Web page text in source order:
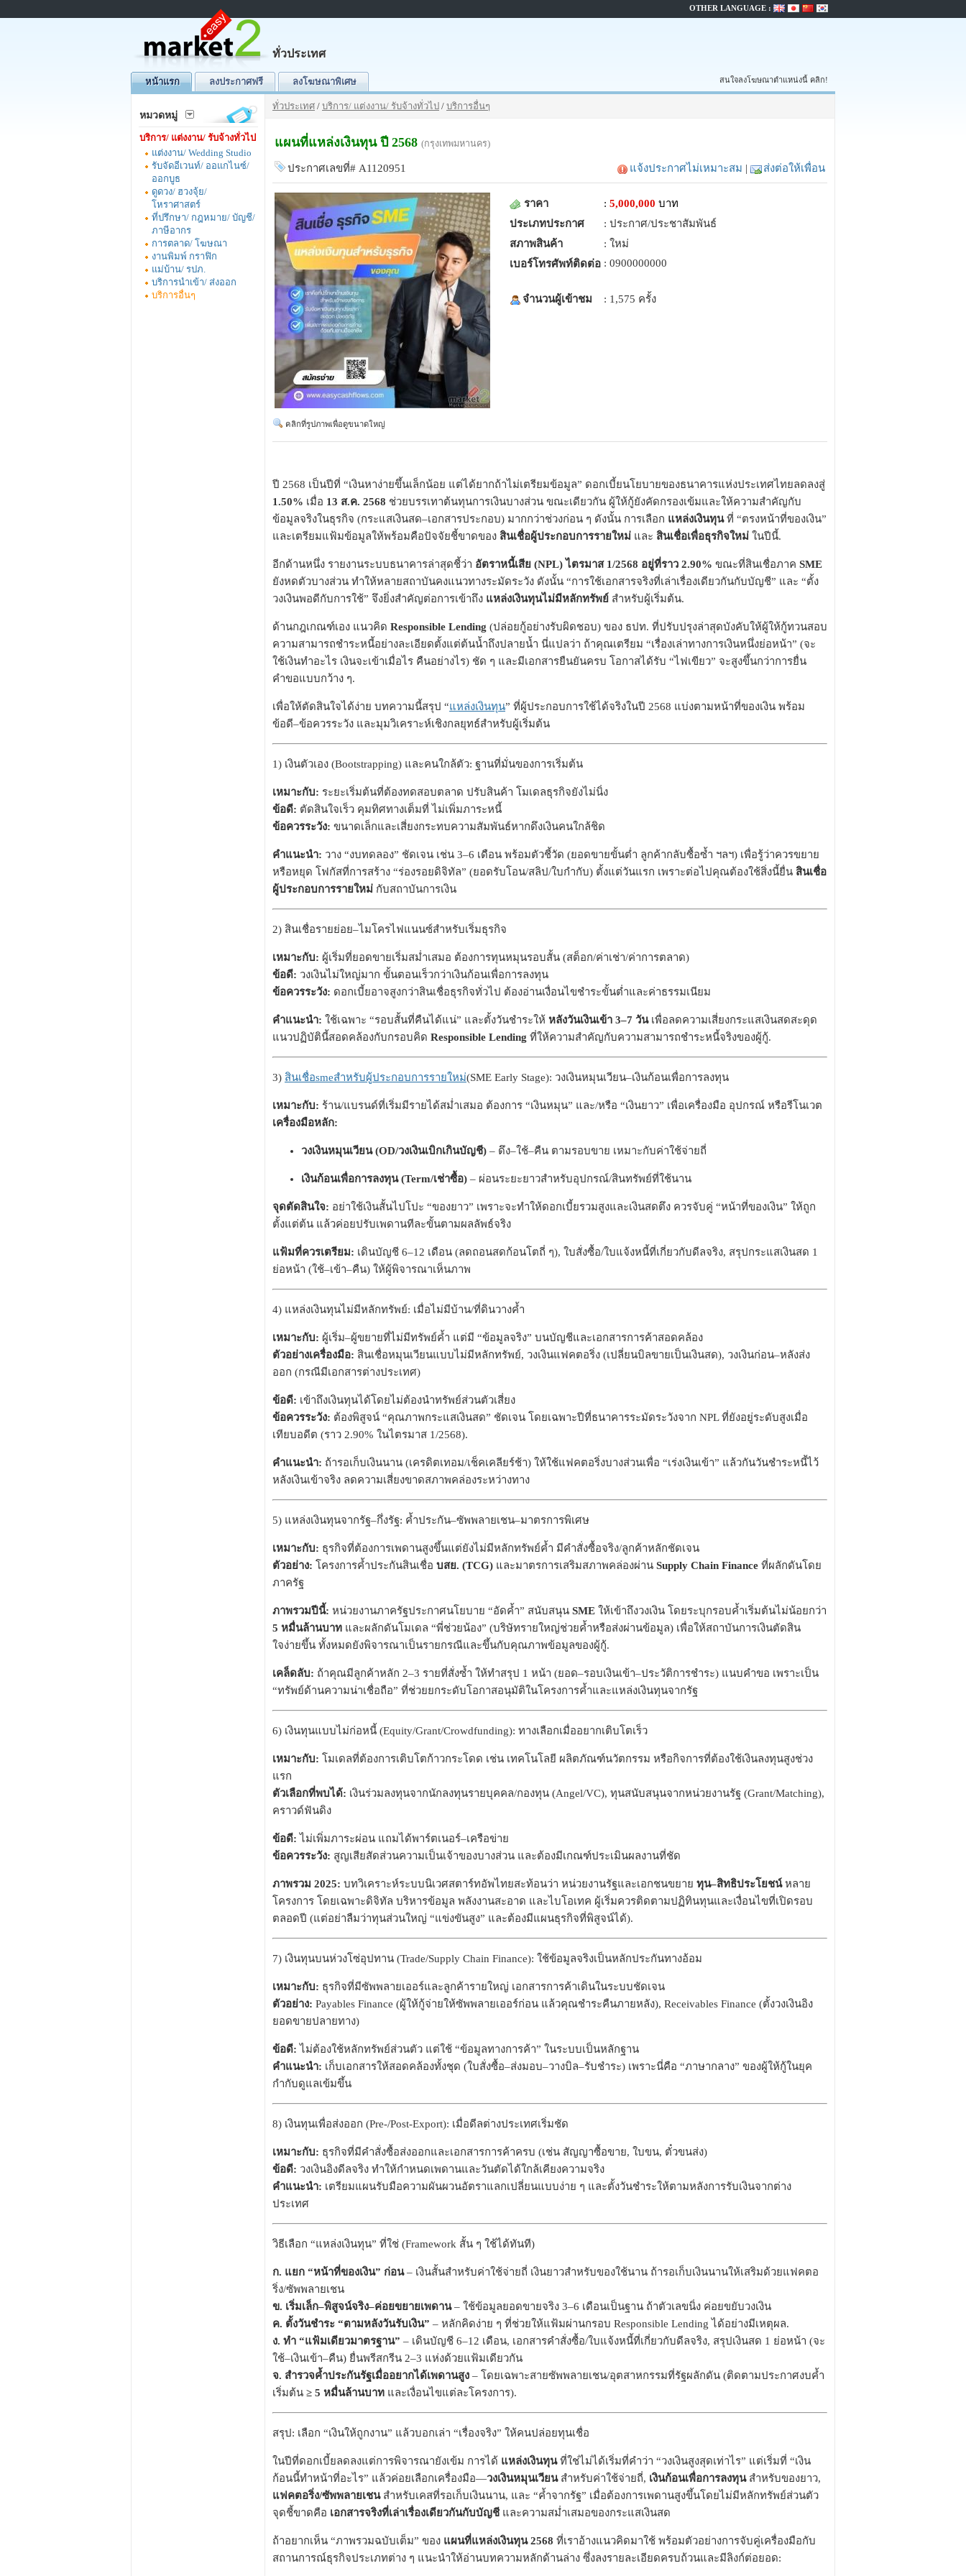
ทั่วประเทศ
สนใจลงโฆษณาตำแหน่งนี้ คลิก!
หน้าแรก ลงประกาศฟรี ลงโฆษณาพิเศษ
OTHER LANGUAGE :
หมวดหมู่
บริการ/ แต่งงาน/ รับจ้างทั่วไป
แต่งงาน/ Wedding Studio
รับจัดอีเวนท์/ ออแกไนซ์/
ออกบูธ
ดูดวง/ ฮวงจุ้ย/
โหราศาสตร์
ที่ปรึกษา/ กฎหมาย/ บัญชี/
ภาษีอากร
การตลาด/ โฆษณา
งานพิมพ์ กราฟิก
แม่บ้าน/ รปภ.
บริการนำเข้า/ ส่งออก
บริการอื่นๆ
ทั่วประเทศ / บริการ/ แต่งงาน/ รับจ้างทั่วไป / บริการอื่นๆ
แผนที่แหล่งเงินทุน ปี 2568 (กรุงเทพมหานคร)
ประกาศเลขที่# A1120951 แจ้งประกาศไม่เหมาะสม | ส่งต่อให้เพื่อน
ราคา : 5,000,000 บาท
ประเภทประกาศ
: ประกาศ/ประชาสัมพันธ์
สภาพสินค้า
: ใหม่
เบอร์โทรศัพท์ติดต่อ : 0900000000
จำนวนผู้เข้าชม : 1,575 ครั้ง
คลิกที่รูปภาพเพื่อดูขนาดใหญ่
ปี 2568 เป็นปีที่ “เงินหาง่ายขึ้นเล็กน้อย แต่ได้ยากถ้าไม่เตรียมข้อมูล” ดอกเบี้ยนโยบายของธนาคารแห่งประเทศไทยลดลงสู่
1.50% เมื่อ 13 ส.ค. 2568 ช่วยบรรเทาต้นทุนการเงินบางส่วน ขณะเดียวกัน ผู้ให้กู้ยังคัดกรองเข้มและให้ความสำคัญกับ
ข้อมูลจริงในธุรกิจ (กระแสเงินสด–เอกสารประกอบ) มากกว่าช่วงก่อน ๆ ดังนั้น การเลือก แหล่งเงินทุนที่ “ตรงหน้าที่ของเงิน”
และเตรียมแฟ้มข้อมูลให้พร้อมคือปัจจัยชี้ขาดของ สินเชื่อผู้ประกอบการรายใหม่ และ สินเชื่อเพื่อธุรกิจใหม่ ในปีนี้.
อีกด้านหนึ่ง รายงานระบบธนาคารล่าสุดชี้ว่า อัตราหนี้เสีย (NPL) ไตรมาส 1/2568 อยู่ที่ราว 2.90% ขณะที่สินเชื่อภาค SME
ยังหดตัวบางส่วน ทำให้หลายสถาบันคงแนวทางระมัดระวัง ดังนั้น “การใช้เอกสารจริงที่เล่าเรื่องเดียวกันกับบัญชี” และ “ตั้ง
วงเงินพอดีกับการใช้” จึงยิ่งสำคัญต่อการเข้าถึง แหล่งเงินทุนไม่มีหลักทรัพย์ สำหรับผู้เริ่มต้น.
ด้านกฎเกณฑ์เอง แนวคิด Responsible Lending (ปล่อยกู้อย่างรับผิดชอบ) ของ ธปท. ที่ปรับปรุงล่าสุดบังคับให้ผู้ให้กู้ทวนสอบ
ความสามารถชำระหนี้อย่างละเอียดตั้งแต่ต้นน้ำถึงปลายน้ำ นี่แปลว่า ถ้าคุณเตรียม “เรื่องเล่าทางการเงินหนึ่งย่อหน้า” (จะ
ใช้เงินทำอะไร เงินจะเข้าเมื่อไร คืนอย่างไร) ชัด ๆ และมีเอกสารยืนยันครบ โอกาสได้รับ “ไฟเขียว” จะสูงขึ้นกว่าการยื่น
คำขอแบบกว้าง ๆ.
เพื่อให้ตัดสินใจได้ง่าย บทความนี้สรุป “แหล่งเงินทุน” ที่ผู้ประกอบการใช้ได้จริงในปี 2568 แบ่งตามหน้าที่ของเงิน พร้อม
ข้อดี–ข้อควรระวัง และมุมวิเคราะห์เชิงกลยุทธ์สำหรับผู้เริ่มต้น
1) เงินตัวเอง (Bootstrapping) และคนใกล้ตัว: ฐานที่มั่นของการเริ่มต้น
เหมาะกับ: ระยะเริ่มต้นที่ต้องทดสอบตลาด ปรับสินค้า โมเดลธุรกิจยังไม่นิ่ง
ข้อดี: ตัดสินใจเร็ว คุมทิศทางเต็มที่ ไม่เพิ่มภาระหนี้
ข้อควรระวัง: ขนาดเล็กและเสี่ยงกระทบความสัมพันธ์หากดึงเงินคนใกล้ชิด
คำแนะนำ: วาง “งบทดลอง” ชัดเจน เช่น 3–6 เดือน พร้อมตัวชี้วัด (ยอดขายขั้นต่ำ ลูกค้ากลับซื้อซ้ำ ฯลฯ) เพื่อรู้ว่าควรขยาย
หรือหยุด โฟกัสที่การสร้าง “ร่องรอยดิจิทัล” (ยอดรับโอน/สลิป/ใบกำกับ) ตั้งแต่วันแรก เพราะต่อไปคุณต้องใช้สิ่งนี้ยื่น สินเชื่อ
ผู้ประกอบการรายใหม่ กับสถาบันการเงิน
2) สินเชื่อรายย่อย–ไมโครไฟแนนซ์สำหรับเริ่มธุรกิจ
เหมาะกับ: ผู้เริ่มที่ยอดขายเริ่มสม่ำเสมอ ต้องการทุนหมุนรอบสั้น (สต็อก/ค่าเช่า/ค่าการตลาด)
ข้อดี: วงเงินไม่ใหญ่มาก ขั้นตอนเร็วกว่าเงินก้อนเพื่อการลงทุน
ข้อควรระวัง: ดอกเบี้ยอาจสูงกว่าสินเชื่อธุรกิจทั่วไป ต้องอ่านเงื่อนไขชำระขั้นต่ำและค่าธรรมเนียม
คำแนะนำ: ใช้เฉพาะ “รอบสั้นที่คืนได้แน่” และตั้งวันชำระให้ หลังวันเงินเข้า 3–7 วันเพื่อลดความเสี่ยงกระแสเงินสดสะดุด
แนวปฏิบัตินี้สอดคล้องกับกรอบคิด Responsible Lending ที่ให้ความสำคัญกับความสามารถชำระหนี้จริงของผู้กู้.
3) สินเชื่อsmeสำหรับผู้ประกอบการรายใหม่(SME Early Stage): วงเงินหมุนเวียน–เงินก้อนเพื่อการลงทุน
เหมาะกับ: ร้าน/แบรนด์ที่เริ่มมีรายได้สม่ำเสมอ ต้องการ “เงินหมุน” และ/หรือ “เงินยาว” เพื่อเครื่องมือ อุปกรณ์ หรือรีโนเวต
เครื่องมือหลัก:
วงเงินหมุนเวียน (OD/วงเงินเบิกเกินบัญชี) – ดึง–ใช้–คืน ตามรอบขาย เหมาะกับค่าใช้จ่ายถี่
เงินก้อนเพื่อการลงทุน (Term/เช่าซื้อ) – ผ่อนระยะยาวสำหรับอุปกรณ์/สินทรัพย์ที่ใช้นาน
จุดตัดสินใจ: อย่าใช้เงินสั้นไปโปะ “ของยาว” เพราะจะทำให้ดอกเบี้ยรวมสูงและเงินสดตึง ควรจับคู่ “หน้าที่ของเงิน” ให้ถูก
ตั้งแต่ต้น แล้วค่อยปรับเพดานทีละขั้นตามผลลัพธ์จริง
แฟ้มที่ควรเตรียม: เดินบัญชี 6–12 เดือน (ลดถอนสดก้อนโตถี่ ๆ), ใบสั่งซื้อ/ใบแจ้งหนี้ที่เกี่ยวกับดีลจริง, สรุปกระแสเงินสด 1
ย่อหน้า (ใช้–เข้า–คืน) ให้ผู้พิจารณาเห็นภาพ
4) แหล่งเงินทุนไม่มีหลักทรัพย์: เมื่อไม่มีบ้าน/ที่ดินวางค้ำ
เหมาะกับ: ผู้เริ่ม–ผู้ขยายที่ไม่มีทรัพย์ค้ำ แต่มี “ข้อมูลจริง” บนบัญชีและเอกสารการค้าสอดคล้อง
ตัวอย่างเครื่องมือ: สินเชื่อหมุนเวียนแบบไม่มีหลักทรัพย์, วงเงินแฟคตอริ่ง (เปลี่ยนบิลขายเป็นเงินสด), วงเงินก่อน–หลังส่ง
ออก (กรณีมีเอกสารต่างประเทศ)
ข้อดี: เข้าถึงเงินทุนได้โดยไม่ต้องนำทรัพย์ส่วนตัวเสี่ยง
ข้อควรระวัง: ต้องพิสูจน์ “คุณภาพกระแสเงินสด” ชัดเจน โดยเฉพาะปีที่ธนาคารระมัดระวังจาก NPL ที่ยังอยู่ระดับสูงเมื่อ
เทียบอดีต (ราว 2.90% ในไตรมาส 1/2568).
คำแนะนำ: ถ้ารอเก็บเงินนาน (เครดิตเทอม/เช็คเคลียร์ช้า) ให้ใช้แฟคตอริ่งบางส่วนเพื่อ “เร่งเงินเข้า” แล้วกันวันชำระหนี้ไว้
หลังเงินเข้าจริง ลดความเสี่ยงขาดสภาพคล่องระหว่างทาง
5) แหล่งเงินทุนจากรัฐ–กึ่งรัฐ: ค้ำประกัน–ซัพพลายเชน–มาตรการพิเศษ
เหมาะกับ: ธุรกิจที่ต้องการเพดานสูงขึ้นแต่ยังไม่มีหลักทรัพย์ค้ำ มีคำสั่งซื้อจริง/ลูกค้าหลักชัดเจน
ตัวอย่าง: โครงการค้ำประกันสินเชื่อ บสย. (TCG) และมาตรการเสริมสภาพคล่องผ่าน Supply Chain Finance ที่ผลักดันโดย
ภาครัฐ
ภาพรวมปีนี้: หน่วยงานภาครัฐประกาศนโยบาย “อัดค้ำ” สนับสนุน SME ให้เข้าถึงวงเงิน โดยระบุกรอบค้ำเริ่มต้นไม่น้อยกว่า
5 หมื่นล้านบาท และผลักดันโมเดล “พี่ช่วยน้อง” (บริษัทรายใหญ่ช่วยค้ำหรือส่งผ่านข้อมูล) เพื่อให้สถาบันการเงินตัดสิน
ใจง่ายขึ้น ทั้งหมดยังพิจารณาเป็นรายกรณีและขึ้นกับคุณภาพข้อมูลของผู้กู้.
เคล็ดลับ: ถ้าคุณมีลูกค้าหลัก 2–3 รายที่สั่งซ้ำ ให้ทำสรุป 1 หน้า (ยอด–รอบเงินเข้า–ประวัติการชำระ) แนบคำขอ เพราะเป็น
“ทรัพย์ด้านความน่าเชื่อถือ” ที่ช่วยยกระดับโอกาสอนุมัติในโครงการค้ำและแหล่งเงินทุนจากรัฐ
6) เงินทุนแบบไม่ก่อหนี้ (Equity/Grant/Crowdfunding): ทางเลือกเมื่ออยากเติบโตเร็ว
เหมาะกับ: โมเดลที่ต้องการเติบโตก้าวกระโดด เช่น เทคโนโลยี ผลิตภัณฑ์นวัตกรรม หรือกิจการที่ต้องใช้เงินลงทุนสูงช่วง
แรก
ตัวเลือกที่พบได้: เงินร่วมลงทุนจากนักลงทุนรายบุคคล/กองทุน (Angel/VC), ทุนสนับสนุนจากหน่วยงานรัฐ (Grant/Matching),
คราวด์ฟันดิง
ข้อดี: ไม่เพิ่มภาระผ่อน แถมได้พาร์ตเนอร์–เครือข่าย
ข้อควรระวัง: สูญเสียสัดส่วนความเป็นเจ้าของบางส่วน และต้องมีเกณฑ์ประเมินผลงานที่ชัด
ภาพรวม 2025: บทวิเคราะห์ระบบนิเวศสตาร์ทอัพไทยสะท้อนว่า หน่วยงานรัฐและเอกชนขยาย ทุน–สิทธิประโยชน์หลาย
โครงการ โดยเฉพาะดิจิทัล บริหารข้อมูล พลังงานสะอาด และไบโอเทค ผู้เริ่มควรติดตามปฏิทินทุนและเงื่อนไขที่เปิดรอบ
ตลอดปี (แต่อย่าลืมว่าทุนส่วนใหญ่ “แข่งขันสูง” และต้องมีแผนธุรกิจที่พิสูจน์ได้).
7) เงินทุนบนห่วงโซ่อุปทาน (Trade/Supply Chain Finance): ใช้ข้อมูลจริงเป็นหลักประกันทางอ้อม
เหมาะกับ: ธุรกิจที่มีซัพพลายเออร์และลูกค้ารายใหญ่ เอกสารการค้าเดินในระบบชัดเจน
ตัวอย่าง: Payables Finance (ผู้ให้กู้จ่ายให้ซัพพลายเออร์ก่อน แล้วคุณชำระคืนภายหลัง), Receivables Finance (ตั้งวงเงินอิง
ยอดขายปลายทาง)
ข้อดี: ไม่ต้องใช้หลักทรัพย์ส่วนตัว แต่ใช้ “ข้อมูลทางการค้า” ในระบบเป็นหลักฐาน
คำแนะนำ: เก็บเอกสารให้สอดคล้องทั้งชุด (ใบสั่งซื้อ–ส่งมอบ–วางบิล–รับชำระ) เพราะนี่คือ “ภาษากลาง” ของผู้ให้กู้ในยุค
กำกับดูแลเข้มขึ้น
8) เงินทุนเพื่อส่งออก (Pre-/Post-Export): เมื่อดีลต่างประเทศเริ่มชัด
เหมาะกับ: ธุรกิจที่มีคำสั่งซื้อส่งออกและเอกสารการค้าครบ (เช่น สัญญาซื้อขาย, ใบขน, ตั๋วขนส่ง)
ข้อดี: วงเงินอิงดีลจริง ทำให้กำหนดเพดานและวันตัดได้ใกล้เคียงความจริง
คำแนะนำ: เตรียมแผนรับมือความผันผวนอัตราแลกเปลี่ยนแบบง่าย ๆ และตั้งวันชำระให้ตามหลังการรับเงินจากต่าง
ประเทศ
วิธีเลือก “แหล่งเงินทุน” ที่ใช่ (Framework สั้น ๆ ใช้ได้ทันที)
ก. แยก “หน้าที่ของเงิน” ก่อน– เงินสั้นสำหรับค่าใช้จ่ายถี่ เงินยาวสำหรับของใช้นาน ถ้ารอเก็บเงินนานให้เสริมด้วยแฟคตอ
ริ่ง/ซัพพลายเชน
ข. เริ่มเล็ก–พิสูจน์จริง–ค่อยขยายเพดาน– ใช้ข้อมูลยอดขายจริง 3–6 เดือนเป็นฐาน ถ้าตัวเลขนิ่ง ค่อยขยับวงเงิน
ค. ตั้งวันชำระ “ตามหลังวันรับเงิน” – หลักคิดง่าย ๆ ที่ช่วยให้แฟ้มผ่านกรอบ Responsible Lending ได้อย่างมีเหตุผล.
ง. ทำ “แฟ้มเดียวมาตรฐาน” – เดินบัญชี 6–12 เดือน, เอกสารคำสั่งซื้อ/ใบแจ้งหนี้ที่เกี่ยวกับดีลจริง, สรุปเงินสด 1 ย่อหน้า (จะ
ใช้–เงินเข้า–คืน) ยื่นพรีสกรีน 2–3 แห่งด้วยแฟ้มเดียวกัน
จ. สำรวจค้ำประกันรัฐเมื่ออยากได้เพดานสูง – โดยเฉพาะสายซัพพลายเชน/อุตสาหกรรมที่รัฐผลักดัน (ติดตามประกาศงบค้ำ
เริ่มต้น ≥ 5 หมื่นล้านบาท และเงื่อนไขแต่ละโครงการ).
สรุป: เลือก “เงินให้ถูกงาน” แล้วบอกเล่า “เรื่องจริง” ให้คนปล่อยทุนเชื่อ
ในปีที่ดอกเบี้ยลดลงแต่การพิจารณายังเข้ม การได้ แหล่งเงินทุนที่ใช่ไม่ได้เริ่มที่คำว่า “วงเงินสูงสุดเท่าไร” แต่เริ่มที่ “เงิน
ก้อนนี้ทำหน้าที่อะไร” แล้วค่อยเลือกเครื่องมือ—วงเงินหมุนเวียนสำหรับค่าใช้จ่ายถี่, เงินก้อนเพื่อการลงทุนสำหรับของยาว,
แฟคตอริ่ง/ซัพพลายเชนสำหรับเคสที่รอเก็บเงินนาน, และ “ค้ำจากรัฐ” เมื่อต้องการเพดานสูงขึ้นโดยไม่มีหลักทรัพย์ส่วนตัว
จุดชี้ขาดคือ เอกสารจริงที่เล่าเรื่องเดียวกันกับบัญชีและความสม่ำเสมอของกระแสเงินสด
ถ้าอยากเห็น “ภาพรวมฉบับเต็ม” ของ แผนที่แหล่งเงินทุน 2568 ที่เราอ้างแนวคิดมาใช้ พร้อมตัวอย่างการจับคู่เครื่องมือกับ
สถานการณ์ธุรกิจประเภทต่าง ๆ แนะนำให้อ่านบทความหลักด้านล่าง ซึ่งลงรายละเอียดครบถ้วนและมีลิงก์ต่อยอด: